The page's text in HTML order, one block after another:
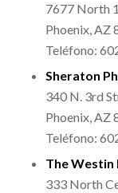
7677 North
Phoenix, AZ
Teléfono:
Sheraton
340 N. 3rd
Phoenix, AZ
Teléfono:
The Westin
333 North